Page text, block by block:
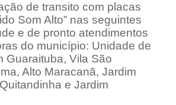
de transito com placas
Som Alto” nas seguintes
e de pronto atendimentos
do município: Unidade de
Guaraituba, Vila São
Alto Maracanã, Jardim
e Jardim